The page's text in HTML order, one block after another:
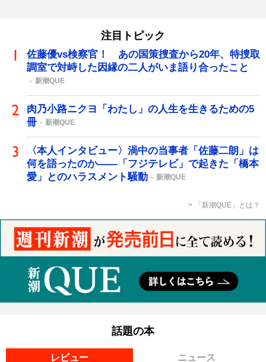
注目トピック
佐藤優vs検察官！ あの国策捜査から20年、特捜取
調室で対峙した因縁の二人がいま語り合ったこと
新潮QUE
肉乃小路ニクヨ「わたし」の人生を生きるための5
冊
新潮QUE
〈本人インタビュー〉渦中の当事者「佐藤二朗」は
何を語ったのか――「フジテレビ」で起きた「橋本
愛」とのハラスメント騒動
新潮QUE
「新潮QUE」とは？
話題の本
レビュー ニュース